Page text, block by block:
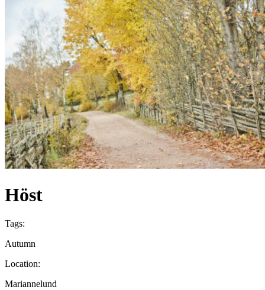
Höst
Tags:
Autumn
Location:
Mariannelund